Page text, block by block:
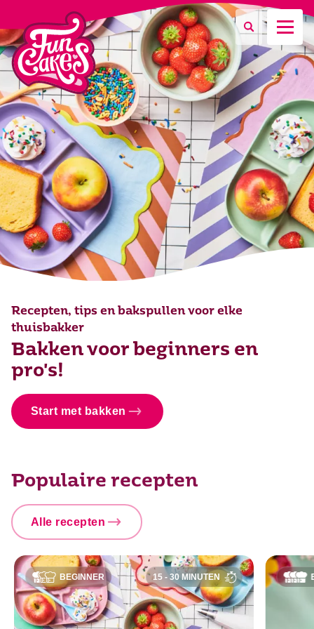
Waar ben je naar op zoek?
Zoeken
Recepten, tips en bakspullen voor elke
thuisbakker
Bakken voor beginners en
pro's!
Start met bakken
Populaire recepten
Alle recepten
BEGINNER 15 - 30 MINUTEN